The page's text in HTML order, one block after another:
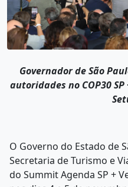
Governador de São
autoridades no COP30 SP
O Governo do Estado de
Secretaria de Turismo e
do Summit Agenda SP +